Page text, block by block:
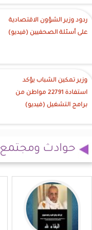
ردود وزير الشؤون الاقتصادية
على أسئلة الصحفيين (فيديو)
وزير تمكين الشباب يؤكد
استفادة 22791 مواطن من
برامج التشغيل (فيديو)
حوادث ومجتمع